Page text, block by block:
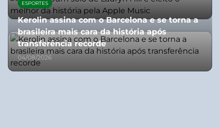
06/08/2026
ESPORTES
Kerolin assina com o Barcelona e se torna a
brasileira mais cara da história após
transferência recorde
04/08/2026